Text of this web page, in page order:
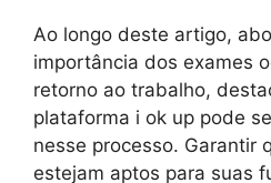
Ao longo deste artigo,
importância dos exames
retorno ao trabalho,
plataforma i ok up pode
nesse processo. Garantir
estejam aptos para suas